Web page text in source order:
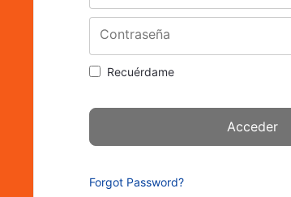
Contraseña
Recuérdame
Forgot Password?